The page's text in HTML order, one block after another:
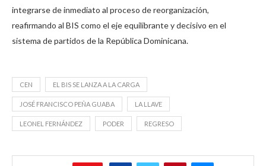
integrarse de inmediato al proceso de reorganización,
reafirmando al BIS como el eje equilibrante y decisivo en el
sistema de partidos de la República Dominicana.
CEN EL BIS SE LANZA A LA CARGA
JOSÉ FRANCISCO PEÑA GUABA LA LLAVE
LEONEL FERNÁNDEZ PODER REGRESO